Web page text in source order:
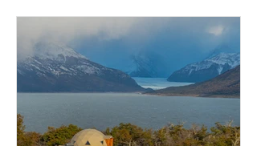
Dos mujeres, dos
épocas y una historia